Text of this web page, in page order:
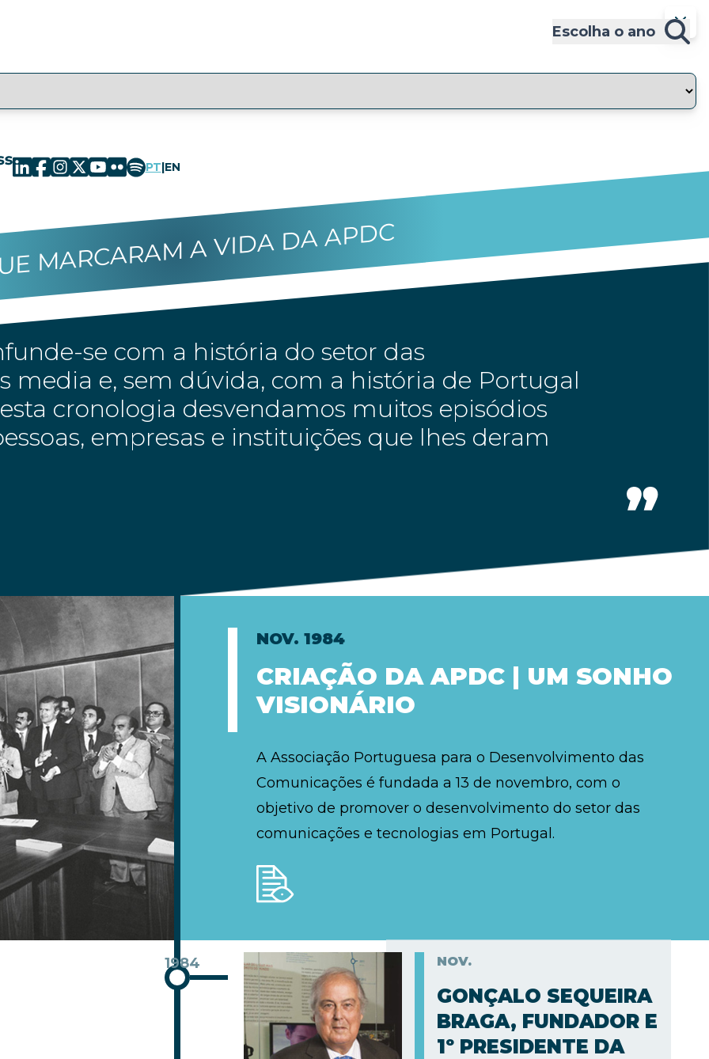
Escolha o ano
PT|EN
MARCARAM A VIDA DA APDC
se com a história do setor das
media e, sem dúvida, com a história de Portugal
cronologia desvendamos muitos episódios
empresas e instituições que lhes deram
NOV. 1984
CRIAÇÃO DA APDC | UM SONHO
VISIONÁRIO
A Associação Portuguesa para o Desenvolvimento das
Comunicações é fundada a 13 de novembro, com o
objetivo de promover o desenvolvimento do setor das
comunicações e tecnologias em Portugal.
1984 NOV.
GONÇALO SEQUEIRA
BRAGA, FUNDADOR E
1º PRESIDENTE DA